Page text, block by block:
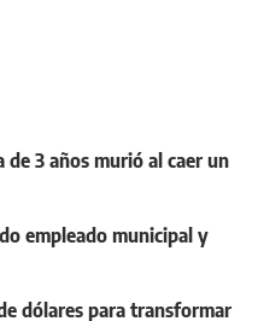
de 3 años murió al caer un
empleado municipal y
dólares para transformar